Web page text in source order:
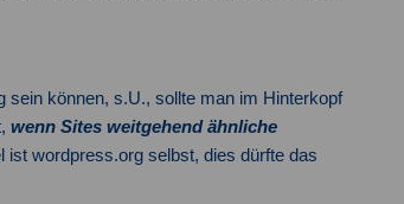
können, s.U., sollte man im Hinterkopf
wenn Sites weitgehend ähnliche
ist wordpress.org selbst, dies dürfte das